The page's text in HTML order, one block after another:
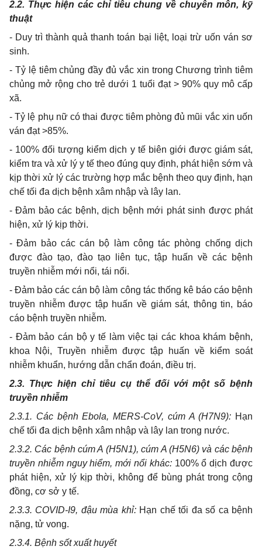
2.2. Thực hiện các chỉ tiêu chung về chuyên môn, kỹ
thuật
- Duy trì thành quả thanh toán bại liệt, loại trừ uốn ván sơ
sinh.
- Tỷ lệ tiêmchủng đầyđủ vắc xin trong Chương trình tiêm
chủng mở rộng cho trẻ dưới 1 tuổi đạt > 90% quy mô cấp
xã.
-Tỷ lệ phụ nữ có thai được tiêm phòng đủ mũi vắc xin uốn
ván đạt >85%.
- 100%đối tượng kiểm dịch y tếbiên giới được giám sát,
kiểm tra và xử lý y tế theo đúng quy định, phát hiện sớm và
kịp thời xử lý các trường hợp mắc bệnh theo quy định, hạn
chế tối đa dịch bệnh xâm nhập và lây lan.
- Đảm bảo các bệnh, dịch bệnh mới phát sinh được phát
hiện, xử lý kịp thời.
-Đảm bảo các cán bộ làm công tác phòng chống dịch
được đào tạo, đào tạo liên tục, tập huấn về các bệnh
truyền nhiễm mới nổi, tái nổi.
-Đảm bảo các cán bộ làm công tác thống kê báo cáo bệnh
truyền nhiễmđược tập huấn về giám sát, thông tin, báo
cáo bệnh truyền nhiễm.
- Đảm bảo cán bộ y tế làm việc tại các khoa khám bệnh,
khoa Nội, Truyền nhiễm được tập huấn về kiểm soát
nhiễm khuẩn, hướng dẫn chẩn đoán, điều trị.
2.3. Thực hiện chỉ tiêu cụ thể đốivới một số bệnh
truyền nhiễm
2.3.1. Các bệnh Ebola, MERS-CoV, cúm A (H7N9): Hạn
chế tối đa dịch bệnh xâm nhập và lây lan trong nước.
2.3.2. Các bệnh cúm A (H5N1), cúm A (H5N6) và các bệnh
truyền nhiễm nguy hiểm, mới nổi khác:100% ổ dịchđược
phát hiện, xử lý kịp thời, không để bùng phát trong cộng
đồng, cơ sở y tế.
2.3.3. COVID-I9, đậumùa khỉ:Hạn chế tối đa số ca bệnh
nặng, tử vong.
2.3.4. Bệnh sốt xuất huyết